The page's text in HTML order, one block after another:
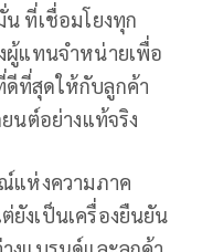
ที่เชื่อมโยงทุก
ผู้แทนจำหน่ายเพื่อ
ที่สุดให้กับลูกค้า
นต์อย่างแท้จริง
แห่งความภาค
ยังเป็นเครื่องยืนยัน